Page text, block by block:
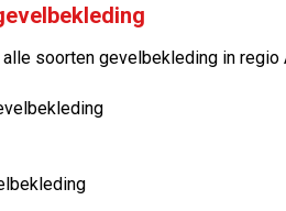
soorten gevelbekleding in regio